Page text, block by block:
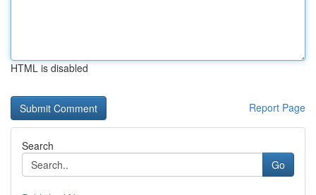
HTML is disabled
Report Page
Search
Go